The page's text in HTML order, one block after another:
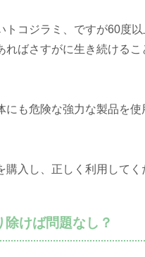
トコジラミ、ですが60度
ればさすがに生き続ける
にも危険な強力な製品を使
購入し、正しく利用してく
除けば問題なし？